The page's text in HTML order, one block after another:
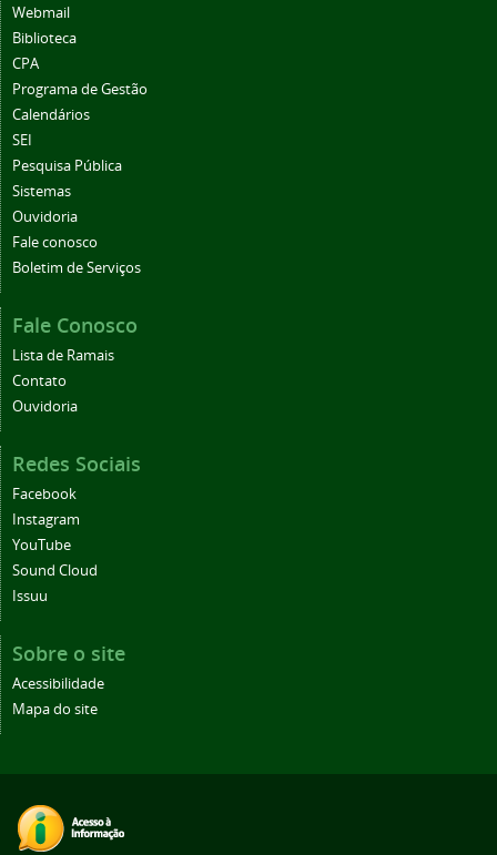
Webmail
Biblioteca
CPA
Programa de Gestão
Calendários
SEI
Pesquisa Pública
Sistemas
Ouvidoria
Fale conosco
Boletim de Serviços
Fale Conosco
Lista de Ramais
Contato
Ouvidoria
Redes Sociais
Facebook
Instagram
YouTube
Sound Cloud
Issuu
Sobre o site
Acessibilidade
Mapa do site